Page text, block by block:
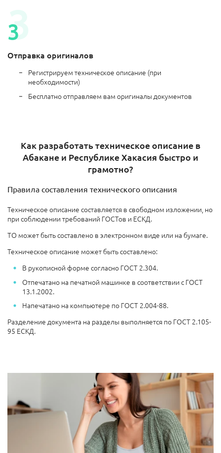
Отправка оригиналов
Регистрируем техническое описание (при
необходимости)
Бесплатно отправляем вам оригиналы документов
Как разработать техническое описание в
Абакане и Республике Хакасия быстро и
грамотно?
Правила составления технического описания
Техническое описание составляется в свободном изложении, но
при соблюдении требований ГОСТов и ЕСКД.
ТО может быть составлено в электронном виде или на бумаге.
Техническое описание может быть составлено:
В рукописной форме согласно ГОСТ 2.304.
Отпечатано на печатной машинке в соответствии с ГОСТ
13.1.2002.
Напечатано на компьютере по ГОСТ 2.004-88.
Разделение документа на разделы выполняется по ГОСТ 2.105-
95 ЕСКД.